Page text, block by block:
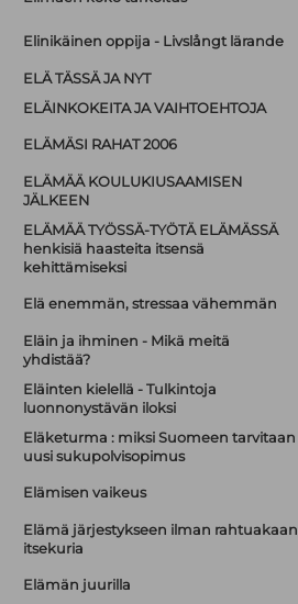
Elinikäinen oppija - Livslångt lärande
ELÄ TÄSSÄ JA NYT
ELÄINKOKEITA JA VAIHTOEHTOJA
ELÄMÄSI RAHAT 2006
ELÄMÄÄ KOULUKIUSAAMISEN
JÄLKEEN
ELÄMÄÄ TYÖSSÄ-TYÖTÄ ELÄMÄSSÄ
henkisiä haasteita itsensä
kehittämiseksi
Elä enemmän, stressaa vähemmän
Eläin ja ihminen - Mikä meitä
yhdistää?
Eläinten kielellä - Tulkintoja
luonnonystävän iloksi
Eläketurma : miksi Suomeen tarvitaan
uusi sukupolvisopimus
Elämisen vaikeus
Elämä järjestykseen ilman rahtuakaan
itsekuria
Elämän juurilla